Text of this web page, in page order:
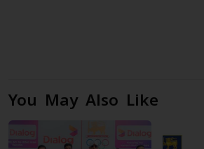
You May Also Like